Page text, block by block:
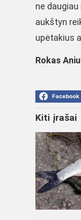
ne
aukštyn
upėtakius
Rokas
Facebook
Kiti įrašai